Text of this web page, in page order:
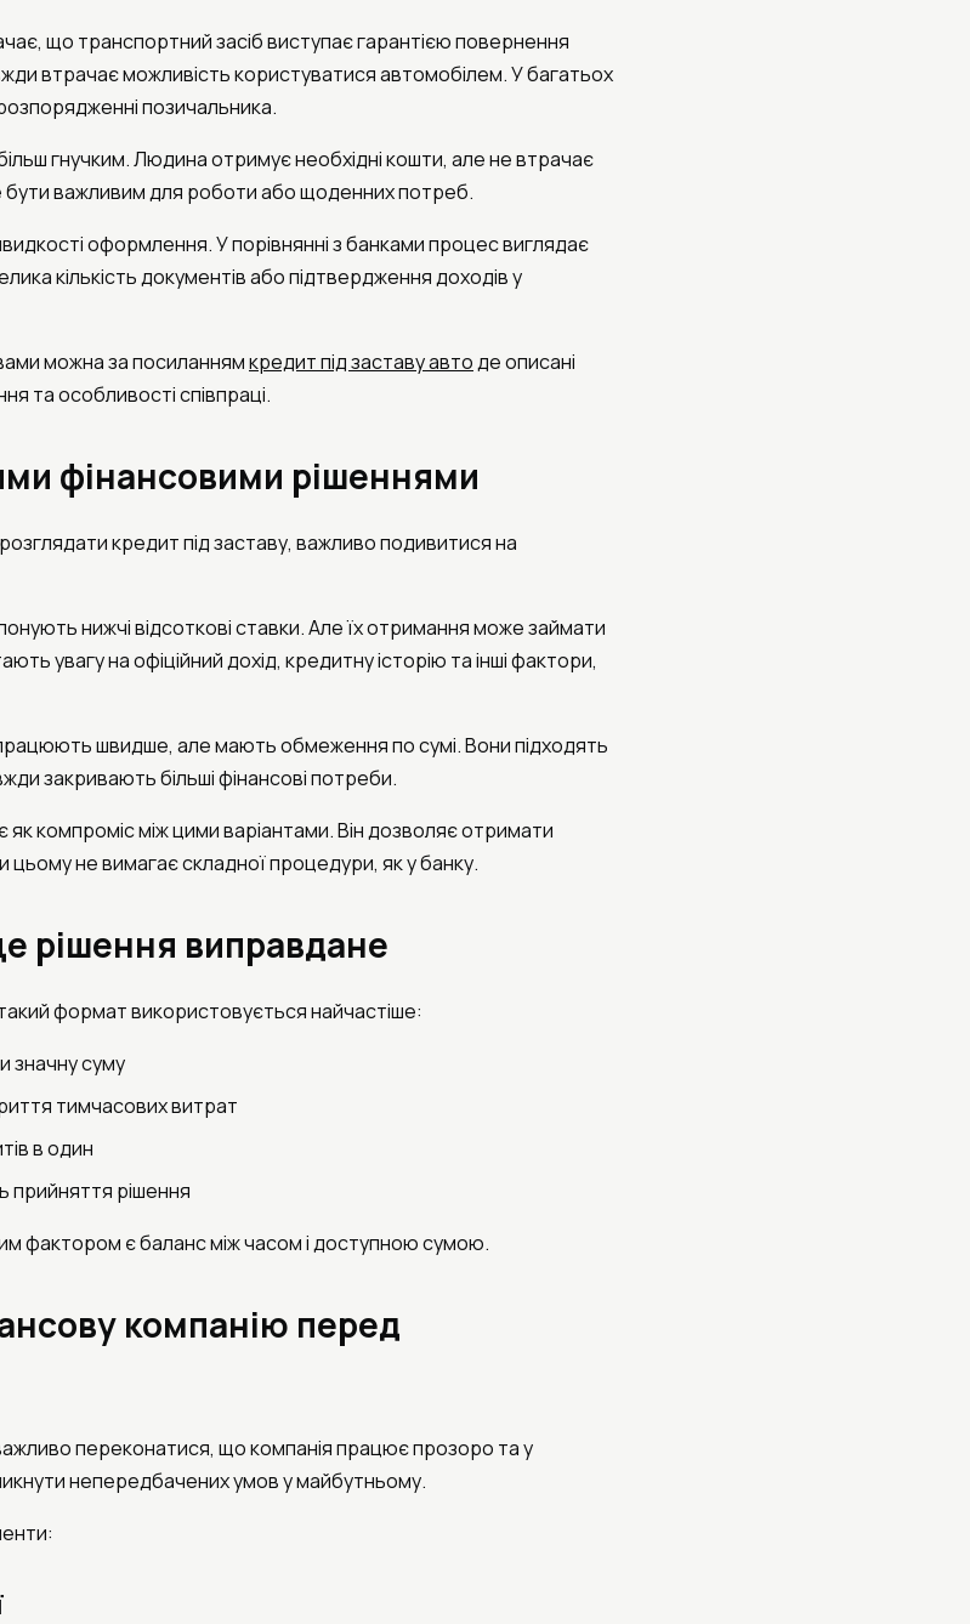
що транспортний засіб виступає гарантією повернення
втрачає можливість користуватися автомобілем. У багатьох
позичальника.
гнучким. Людина отримує необхідні кошти, але не втрачає
важливим для роботи або щоденних потреб.
оформлення. У порівнянні з банками процес виглядає
кількість документів або підтвердження доходів у
можна за посиланнямкредит під заставу автоде описані
та особливості співпраці.
фінансовими рішеннями
кредит під заставу, важливо подивитися на
нижчі відсоткові ставки. Але їх отримання може займати
увагу на офіційний дохід, кредитну історію та інші фактори,
швидше, але мають обмеження по сумі. Вони підходять
закривають більші фінансові потреби.
як компроміс між цими варіантами. Він дозволяє отримати
цьому не вимагає складної процедури, як у банку.
рішення виправдане
формат використовується найчастіше:
значну суму
тимчасових витрат
в один
прийняття рішення
фактором є баланс між часом і доступною сумою.
компанію перед
переконатися, що компанія працює прозоро та у
непередбачених умов у майбутньому.